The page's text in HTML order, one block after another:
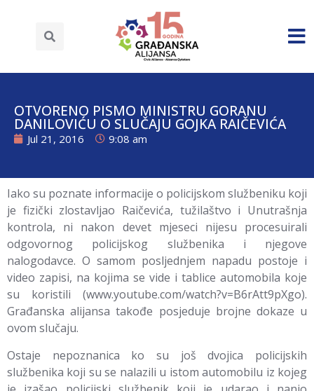
OTVORENO PISMO MINISTRU GORANU
DANILOVIĆU O SLUČAJU GOJKA RAIČEVIĆA
Jul 21, 2016 9:08 am
Iako su poznate informacije o policijskom službeniku koji
je fizički zlostavljao Raičevića, tužilaštvo i Unutrašnja
kontrola, ni nakon devet mjeseci nijesu procesuirali
odgovornog policijskog službenika i njegove
nalogodavce. O samom posljednjem napadu postoje i
video zapisi, na kojima se vide i tablice automobila koje
su koristili (www.youtube.com/watch?v=B6rAtt9pXgo).
Građanska alijansa takođe posjeduje brojne dokaze u
ovom slučaju.
Ostaje nepoznanica ko su još dvojica policijskih
službenika koji su se nalazili u istom automobilu iz kojeg